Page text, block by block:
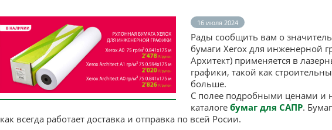
16 июля 2024
Рады сообщить вам о
бумаги Xerox для инженерной
Архитект) применяется в
графики, такой как
больше.
С полее подробными ценами и
каталогебумаг для САПР.
как всегда работает доставка и отправка по всей Росии.